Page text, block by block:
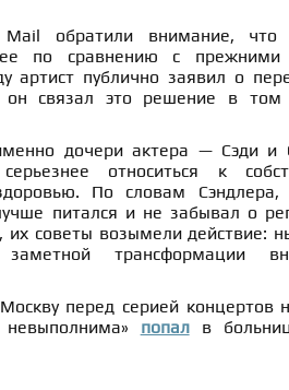
Mail обратили внимание, что
по сравнению с прежними
публично заявил о
он связал это решение в том
дочери актера — Сэди
относиться к
По словам Сэндлера,
питался и не забывал о
их советы возымели действие:
трансформации
перед серией концертов
попал
в